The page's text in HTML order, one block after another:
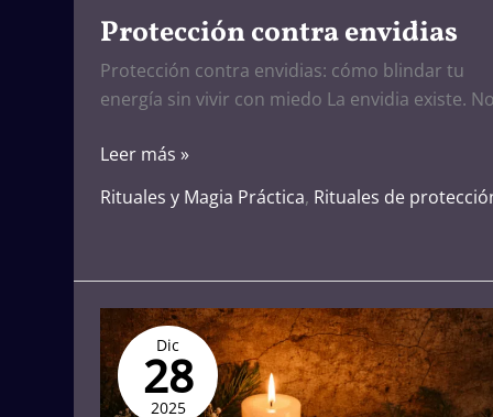
Protección contra envidias
Protección contra envidias: cómo blindar tu
energía sin vivir con miedo La envidia existe. No
Leer más »
Rituales y Magia Práctica, Rituales de
Dic
28
2025
Altar
de
Año
Nuevo